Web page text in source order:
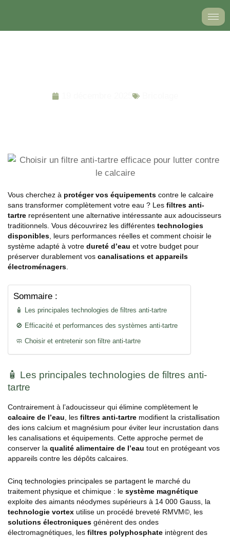
contenu
Vous cherchez à protéger vos équipements contre le calcaire
sans transformer complètement votre eau ? Les filtres anti-
tartre représentent une alternative intéressante aux adoucisseurs
traditionnels. Vous découvrirez les différentes technologies
disponibles , leurs performances réelles et comment choisir le
système adapté à votre dureté d’eau et votre budget pour
préserver durablement vos canalisations et appareils
électroménagers
Sommaire :
🧴 Les principales technologies de filtres anti-tartre
🚫 Efficacité et performances des systèmes anti-tartre
🧼 Choisir et entretenir son filtre anti-tartre
🧴 Les principales technologies de filtres anti-
tartre
Contrairement à l’adoucisseur qui élimine complètement le
calcaire de l’eau , les filtres anti-tartre modifient la cristallisation
des ions calcium et magnésium pour éviter leur incrustation dans
les canalisations et équipements. Cette approche permet de
conserver la qualité alimentaire de l’eau tout en protégeant vos
appareils contre les dépôts calcaires.
Cinq technologies principales se partagent le marché du
traitement physique et chimique : le système magnétique
exploite des aimants néodymes supérieurs à 14 000 Gauss, la
technologie vortex utilise un procédé breveté RMVM©, les
solutions électroniques génèrent des ondes
électromagnétiques, les filtres polyphosphate intègrent des